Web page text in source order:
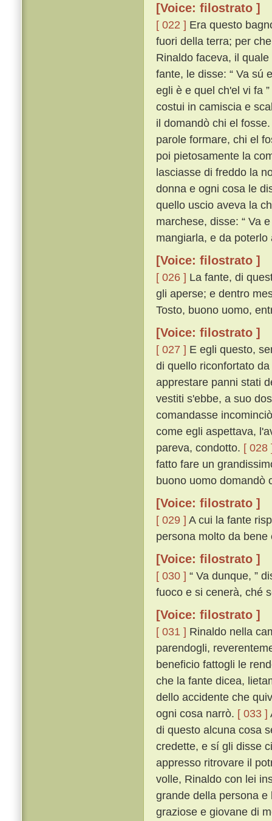
[Voice: filostrato ]
[ 022 ] Era questo
fuori della terra; per
Rinaldo faceva, il
fante, le disse: “ Va sú
egli è e quel ch'el vi fa
costui in camiscia e
il domandò chi el
parole formare, chi el
poi pietosamente la
lasciasse di freddo la
donna e ogni cosa le
quello uscio aveva la
marchese, disse: “ Va
mangiarla, e da poterlo
[Voice: filostrato ]
[ 026 ] La fante, di
gli aperse; e dentro
Tosto, buono uomo,
[Voice: filostrato ]
[ 027 ] E egli questo,
di quello riconfortato
apprestare panni stati
vestiti s'ebbe, a suo
comandasse
come egli aspettava,
pareva, condotto. [ 028
fatto fare un
buono uomo domandò
[Voice: filostrato ]
[ 029 ] A cui la fante
persona molto da bene
[Voice: filostrato ]
[ 030 ] “ Va dunque, ”
fuoco e si cenerà, ché
[Voice: filostrato ]
[ 031 ] Rinaldo nella
parendogli,
beneficio fattogli le
che la fante dicea,
dello accidente che
ogni cosa narrò. [ 033 ]
di questo alcuna cosa
credette, e sí gli disse
appresso ritrovare il
volle, Rinaldo con lei
grande della persona
graziose e giovane di